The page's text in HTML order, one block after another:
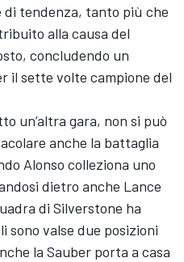
di tendenza, tanto più che
alla causa del
concludendo un
il sette volte campione del
un’altra gara, non si può
anche la battaglia
Alonso colleziona uno
dietro anche Lance
di Silverstone ha
sono valse due posizioni
la Sauber porta a casa